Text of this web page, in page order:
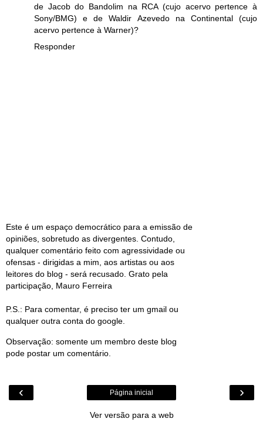
de Jacob do Bandolim na RCA (cujo acervo pertence à
Sony/BMG) e de Waldir Azevedo na Continental (cujo
acervo pertence à Warner)?
Responder
Este é um espaço democrático para a emissão de
opiniões, sobretudo as divergentes. Contudo,
qualquer comentário feito com agressividade ou
ofensas - dirigidas a mim, aos artistas ou aos
leitores do blog - será recusado. Grato pela
participação, Mauro Ferreira
P.S.: Para comentar, é preciso ter um gmail ou
qualquer outra conta do google.
Observação: somente um membro deste blog
pode postar um comentário.
‹ ›
Página inicial
Ver versão para a web